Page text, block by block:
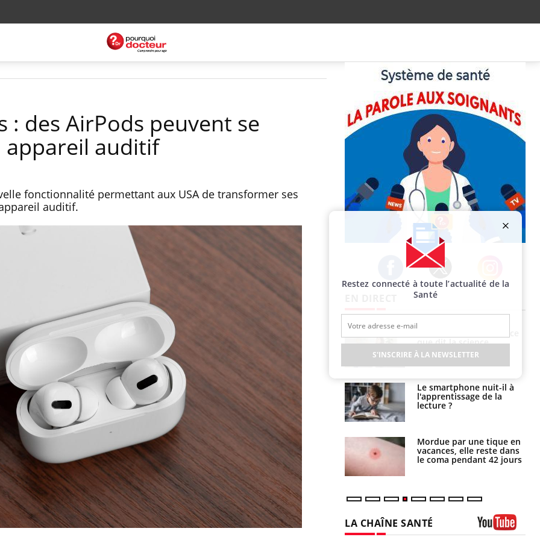
: des AirPods peuvent se
auditif
fonctionnalité permettant aux USA de transformer ses
auditif.
Facebook Twitter Instagram
Fortes chaleurs :
pourquoi le risque de
noyade grimpe-t-il ?
Le Viagra pourrait-il
freiner la propagation du
cancer ?
Pourquoi manger moins
de protéines pourrait
finalement être bénéfique
que dit la science
Le smartphone nuit-il à
l'apprentissage de la
lecture ?
Mordue par une tique en
vacances, elle reste dans
le coma pendant 42 jours
barracuda, une petite fille
secourue grâce à un
réflexe essentiel
Légionellose en Suisse :
quelle est l’origine de la
contamination ?
Allergies alimentaires :
une nouvelle arme contre
les réactions sévères
LA CHAÎNE SANTÉ
Restez connecté à toute l’actualité de la
Santé
S'INSCRIRE À LA NEWSLETTER